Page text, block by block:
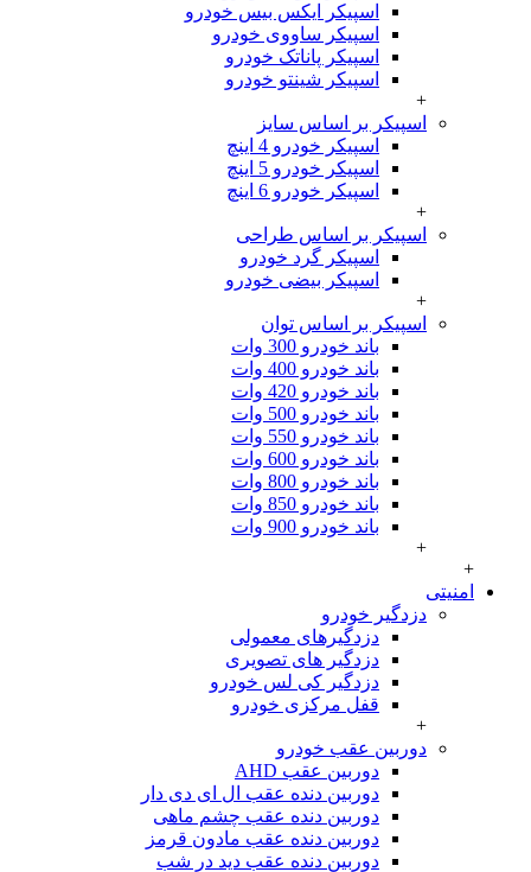
اسپیکر ایکس بیس خودرو
اسپیکر ساووی خودرو
اسپیکر پاناتک خودرو
اسپیکر شینتو خودرو
+
اسپیکر بر اساس سایز
اسپیکر خودرو 4 اینچ
اسپیکر خودرو 5 اینچ
اسپیکر خودرو 6 اینچ
+
اسپیکر بر اساس طراحی
اسپیکر گرد خودرو
اسپیکر بیضی خودرو
+
اسپیکر بر اساس توان
باند خودرو 300 وات
باند خودرو 400 وات
باند خودرو 420 وات
باند خودرو 500 وات
باند خودرو 550 وات
باند خودرو 600 وات
باند خودرو 800 وات
باند خودرو 850 وات
باند خودرو 900 وات
+
+
امنیتی
دزدگیر خودرو
دزدگیرهای معمولی
دزدگیر های تصویری
دزدگیر کی لس خودرو
قفل مرکزی خودرو
+
دوربین عقب خودرو
دوربین عقب AHD
دوربین دنده عقب ال ای دی دار
دوربین دنده عقب چشم ماهی
دوربین دنده عقب مادون قرمز
دوربین دنده عقب دید در شب